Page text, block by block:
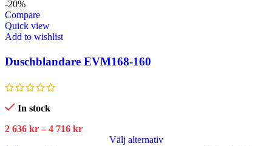
-20%
Compare
Quick view
Add to wishlist
Duschblandare EVM168-160
In stock
2 636 kr – 4 716 kr
Välj alternativ